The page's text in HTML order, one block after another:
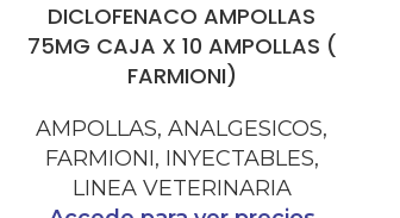
DICLOFENACO AMPOLLAS
75MG CAJA X 10 AMPOLLAS (
FARMIONI)
AMPOLLAS,ANALGESICOS,
FARMIONI, INYECTABLES,
LINEA VETERINARIA